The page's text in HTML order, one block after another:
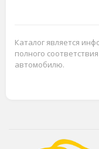
Каталог является
полного
автомобилю.